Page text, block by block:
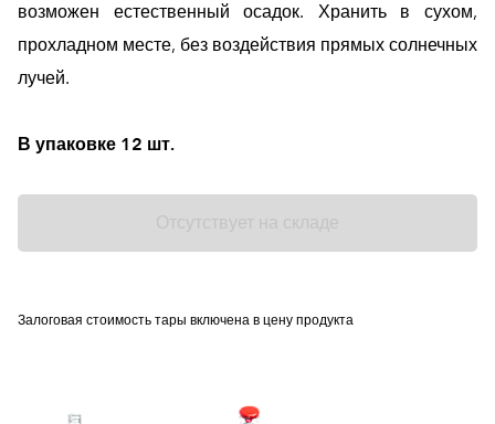
возможен естественный осадок. Хранить в сухом,
прохладном месте, без воздействия прямых солнечных
лучей.
В упаковке 12 шт.
Залоговая стоимость тары включена в цену продукта